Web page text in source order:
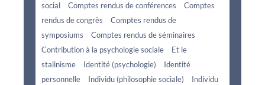
social
Comptes rendus de conférences
Comptes
rendus de congrès
Comptes rendus de
symposiums
Comptes rendus de séminaires
Contribution à la psychologie sociale
Et le
stalinisme
Identité (psychologie)
Identité
personnelle
Individu (philosophie sociale)
Individu